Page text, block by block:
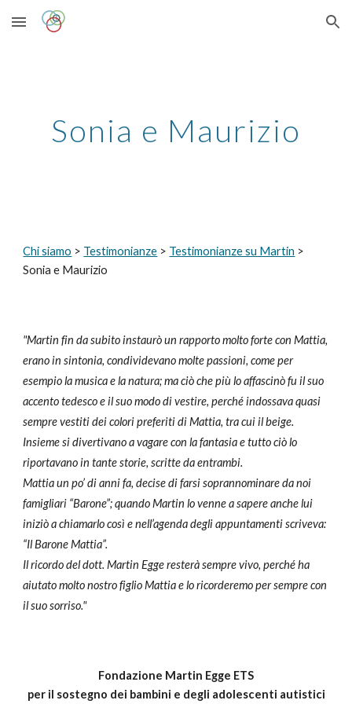
Skip to main content Skip to navigation
Sonia e Maurizio
Chi siamo > Testimonianze > Testimonianze su Martin >
Sonia e Maurizio
"Martin fin da subito instaurò un rapporto molto forte con Mattia,
erano in sintonia, condividevano molte passioni, come per
esempio la musica e la natura; ma ciò che più lo affascinò fu il suo
accento tedesco e il suo modo di vestire, perché indossava quasi
sempre vestiti dei colori preferiti di Mattia, tra cui il beige.
Insieme si divertivano a vagare con la fantasia e tutto ciò lo
riportavano in tante storie, scritte da entrambi.
Mattia un po’ di anni fa, decise di farsi soprannominare da noi
famigliari “Barone”; quando Martin lo venne a sapere anche lui
iniziò a chiamarlo così e nell’agenda degli appuntamenti scriveva:
“Il Barone Mattia”.
Il ricordo del dott. Martin Egge resterà sempre vivo, perché ha
aiutato molto nostro figlio Mattia e lo ricorderemo per sempre con
il suo sorriso."
Fondazione Martin Egge ETS
per il sostegno dei bambini e degli adolescenti autistici